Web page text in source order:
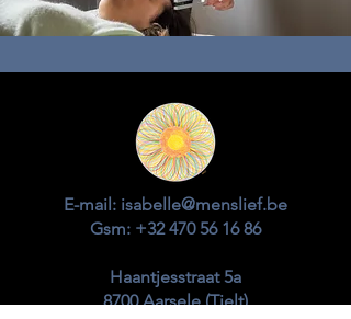
E-mail: isabelle@menslief.be
Gsm: +32 470 56 16 86
Haantjesstraat 5a
8700 Aarsele (Tielt)